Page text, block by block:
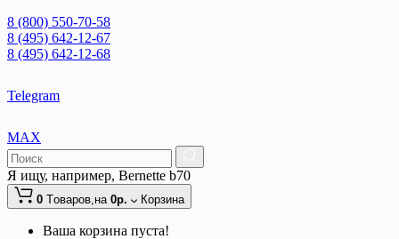
8 (800) 550-70-58
8 (495) 642-12-67
8 (495) 642-12-68
Telegram
MAX
Я ищу, например, Bernette b70
0 Tоваров,на 0р. Корзина
Ваша корзина пуста!